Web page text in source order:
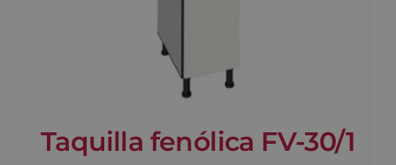
Taquilla fenólica FV-30/1